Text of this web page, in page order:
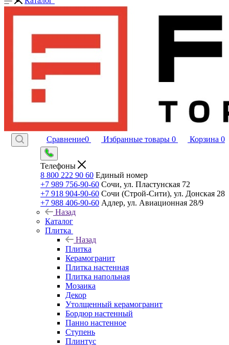
Сравнение0 Избранные товары 0 Корзина 0
Телефоны
8 800 222 90 60 Единый номер
+7 989 756-90-60 Сочи, ул. Пластунская 72
+7 918 904-90-60 Сочи (Строй-Сити), ул. Донская 28
+7 988 406-90-60 Адлер, ул. Авиационная 28/9
Назад
Каталог
Плитка
Назад
Плитка
Керамогранит
Плитка настенная
Плитка напольная
Мозаика
Декор
Утолщенный керамогранит
Бордюр настенный
Панно настенное
Ступень
Плинтус